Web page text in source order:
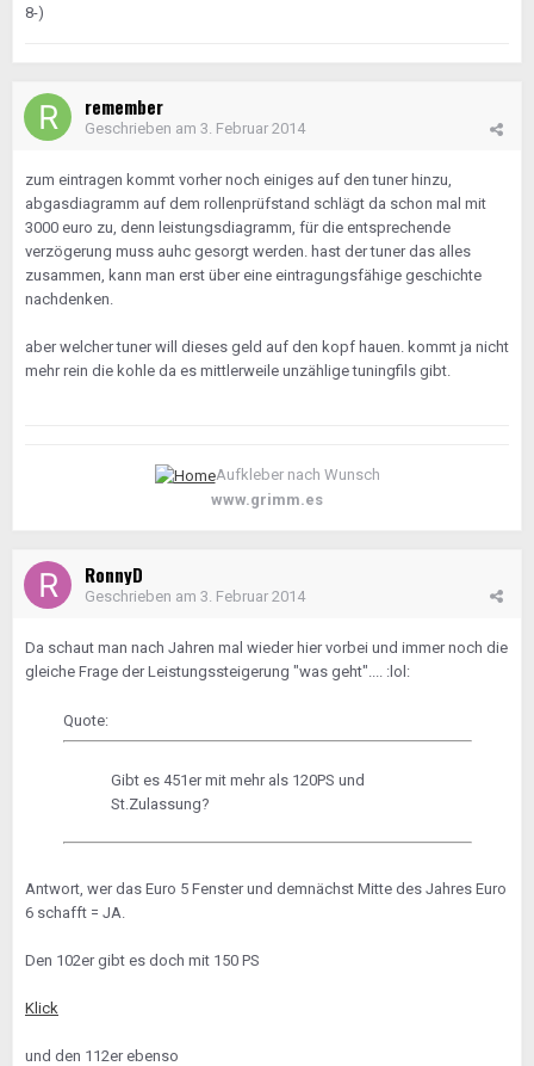
8-)
remember
Geschrieben am 3. Februar 2014
zum eintragen kommt vorher noch einiges auf den tuner hinzu,
abgasdiagramm auf dem rollenprüfstand schlägt da schon mal mit
3000 euro zu, denn leistungsdiagramm, für die entsprechende
verzögerung muss auhc gesorgt werden. hast der tuner das alles
zusammen, kann man erst über eine eintragungsfähige geschichte
nachdenken.
aber welcher tuner will dieses geld auf den kopf hauen. kommt ja nicht
mehr rein die kohle da es mittlerweile unzählige tuningfils gibt.
Aufkleber nach Wunsch
www.grimm.es
RonnyD
Geschrieben am 3. Februar 2014
Da schaut man nach Jahren mal wieder hier vorbei und immer noch die
gleiche Frage der Leistungssteigerung "was geht".... :lol:
Quote:
Gibt es 451er mit mehr als 120PS und
St.Zulassung?
Antwort, wer das Euro 5 Fenster und demnächst Mitte des Jahres Euro
6 schafft = JA.
Den 102er gibt es doch mit 150 PS
Klick
und den 112er ebenso